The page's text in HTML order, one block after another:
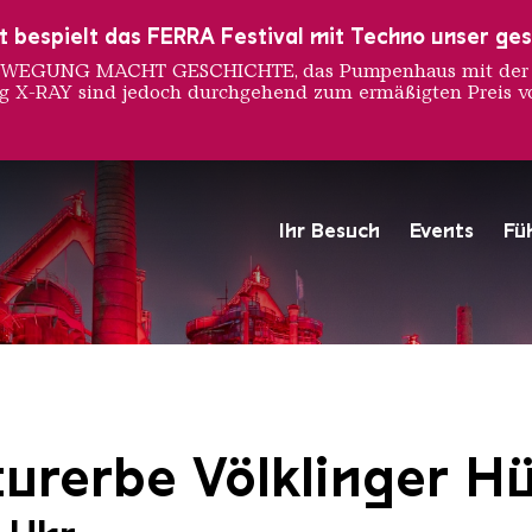
Ihr Besuch Events
Hochofengruppe in Rot
Copyright: Weltkulturerbe
Völklinger
bespielt das FERRA Festival mit Techno unser
MACHT GESCHICHTE, das Pumpenhaus mit
RAY sind jedoch durchgehend zum ermäßigten Preis